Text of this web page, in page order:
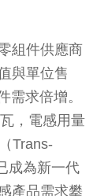
組件供應商
與單位售
需求倍增。
，電感用量
Trans-
成為新一代
產品需求攀